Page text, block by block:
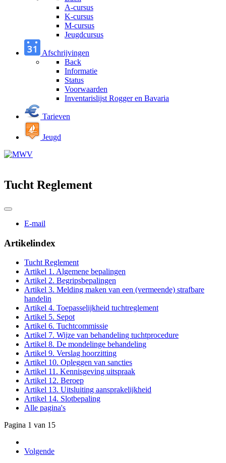
A-cursus
K-cursus
M-cursus
Jeugdcursus
Afschrijvingen
Back
Informatie
Status
Voorwaarden
Inventarislijst Rogger en Bavaria
Tarieven
Jeugd
Tucht Reglement
E-mail
Artikelindex
Tucht Reglement
Artikel 1. Algemene bepalingen
Artikel 2. Begripsbepalingen
Artikel 3. Melding maken van een (vermeende) strafbare
handelin
Artikel 4. Toepasselijkheid tuchtreglement
Artikel 5. Sepot
Artikel 6. Tuchtcommissie
Artikel 7. Wijze van behandeling tuchtprocedure
Artikel 8. De mondelinge behandeling
Artikel 9. Verslag hoorzitting
Artikel 10. Opleggen van sancties
Artikel 11. Kennisgeving uitspraak
Artikel 12. Beroep
Artikel 13. Uitsluiting aansprakelijkheid
Artikel 14. Slotbepaling
Alle pagina's
Pagina 1 van 15
Volgende